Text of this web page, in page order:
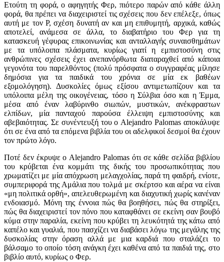
Ετούτη τη φορά, ο αφηγητής Φερ, πιότερο παρών από κάθε άλλη
φορά, θα πρέπει να διαχειριστεί τις σχέσεις που δεν επέλεξε, όπως
αυτή με τον Ρ, σχέση δυνατή αν και μη επιθυμητή, αρχικά, καθώς
αποτελεί, ανάμεσα σε άλλα, το διαβατήριο του Φερ για τη
κατασκευή γέφυρας επικοινωνίας και ανταλλαγής συναισθημάτων
με τα υπόλοιπα πλάσματα, κυρίως γιατί η εμπιστοσύνη στις
ανθρώπινες σχέσεις έχει ανεπανόρθωτα διαταραχθεί από κάποια
γεγονότα του παρελθόντος (πολύ πρόσφατα ο συγγραφέας μίλησε
δημόσια για τα παιδικά του χρόνια σε μία εκ βαθέων
εξομολόγηση). Δυσκολίες όμως εξίσου αντιμετωπίζουν και τα
υπόλοιπα μέλη της οικογένειας, τόσο η Σύλβια όσο και η Έμμα,
μέσα από έναν λαβύρινθο σιωπών, μυστικών, ανέκφραστων
ελπίδων, μία πανταχού παρούσα έλλειψη εμπιστοσύνης και
αβεβαιότητας. Σε συνέντευξή του ο Alejandro Palomas αποκάλυψε
ότι σε ένα από τα επόμενα βιβλία του οι αδελφικοί δεσμοί θα έχουν
τον πρώτο λόγο.
Ποτέ δεν έκρυψε ο Alejandro Palomas ότι σε κάθε σελίδα βιβλίου
του κρύβεται ένα κομμάτι της δικής του προσωπικότητας που
χρωματίζει με μία απόχρωση μελαγχολίας, παρά τη φαιδρή, ενίοτε,
συμπεριφορά της Αμάλια που τολμά με σκέρτσο και αέρα να είναι
«μη πολιτικά ορθή», απελευθερωμένη και διαχυτική χωρίς κανέναν
ενδοιασμό. Μόνη της έννοια πώς θα βοηθήσει, πώς θα στηρίξει,
πώς θα διαχειριστεί τον πόνο που καταφθάνει σε εκείνη σαν βουβό
κύμα στην παραλία, εκείνη που κρύβει τη λευκότητά της κάτω από
καπέλο και γυαλιά, που πασχίζει να διαβάσει λόγω της μεγάλης της
δυσκολίας στην όραση αλλά με μια καρδιά που σταλάζει το
βάλσαμο το οποίο τόση ανάγκη έχει καθένα από τα παιδιά της, στο
βιβλίο αυτό, κυρίως ο Φερ.